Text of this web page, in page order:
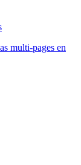
multi-pages en